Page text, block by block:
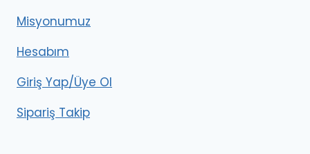
Misyonumuz
Hesabım
Giriş Yap/Üye Ol
Sipariş Takip